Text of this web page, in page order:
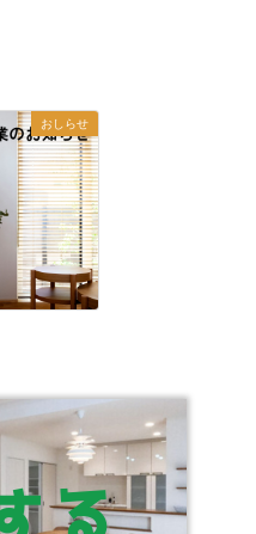
おしらせ